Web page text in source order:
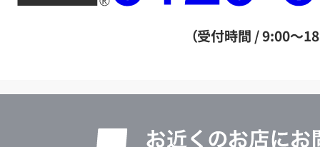
ー
ル
（受付時間 / 9:00～